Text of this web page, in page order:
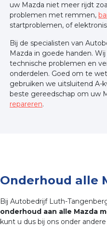
uw Mazda niet meer rijdt
problemen met remmen,
startproblemen, of
Bij de specialisten van
Mazda in goede handen. Wij
technische problemen en
onderdelen. Goed om te
gebruiken we uitsluitend A-
beste gereedschap om uw
repareren.
Onderhoud alle
Bij Autobedrijf Luth-
onderhoud aan alle Mazda
kunt u dus bij ons onder